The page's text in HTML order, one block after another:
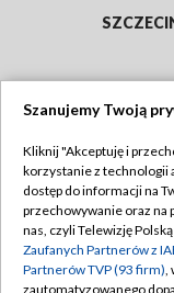
Abonament TVP
Emisja w TVP
Centrum
Szanujemy Twoją
Kliknij "Akceptuję i
korzystanie z technologii
dostęp do informacji na
przechowywanie oraz na
nas, czyli Telewizję
Zaufanych Partnerów z
Partnerów TVP (93 firm),
zautomatyzowanego